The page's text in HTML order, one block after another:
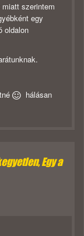
szerintem
egy
oldalon
hálásan
Egy a